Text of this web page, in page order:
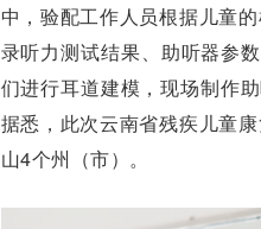
中，验配工作人员根据儿童
录听力测试结果、助听器参
们进行耳道建模，现场制作
据悉，此次云南省残疾儿童
山4个州（市）。